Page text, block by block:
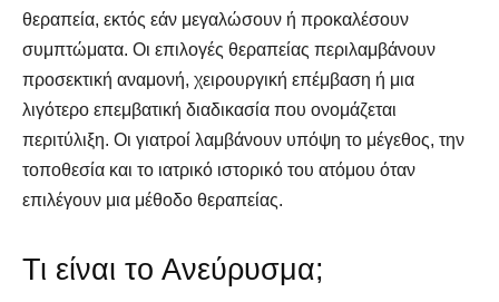
θεραπεία, εκτός εάν μεγαλώσουν ή προκαλέσουν
συμπτώματα. Οι επιλογές θεραπείας περιλαμβάνουν
προσεκτική αναμονή, χειρουργική επέμβαση ή μια
λιγότερο επεμβατική διαδικασία που ονομάζεται
περιτύλιξη. Οι γιατροί λαμβάνουν υπόψη το μέγεθος, την
τοποθεσία και το ιατρικό ιστορικό του ατόμου όταν
επιλέγουν μια μέθοδο θεραπείας.
Τι είναι το Ανεύρυσμα;